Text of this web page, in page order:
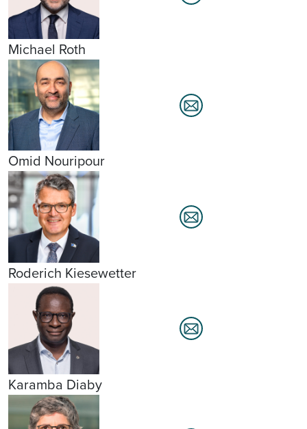
Michael Roth
Omid Nouripour
Roderich Kiesewetter
Karamba Diaby